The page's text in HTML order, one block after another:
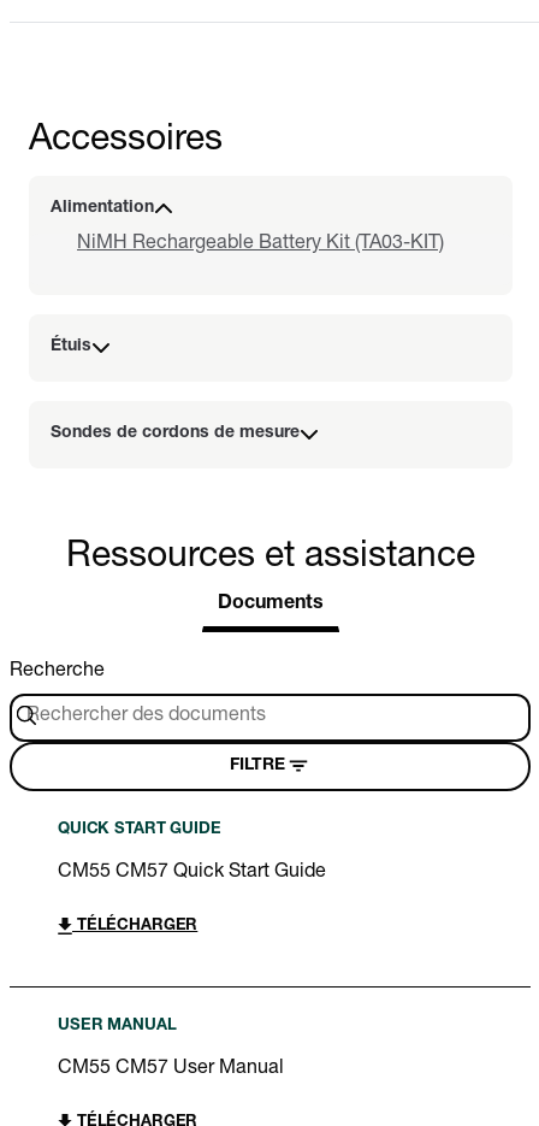
Accessoires
Alimentation
NiMH Rechargeable Battery Kit (TA03-KIT)
Étuis
Sondes de cordons de mesure
Ressources et assistance
Documents
Recherche
FILTRE
QUICK START GUIDE
CM55 CM57 Quick Start Guide
TÉLÉCHARGER
USER MANUAL
CM55 CM57 User Manual